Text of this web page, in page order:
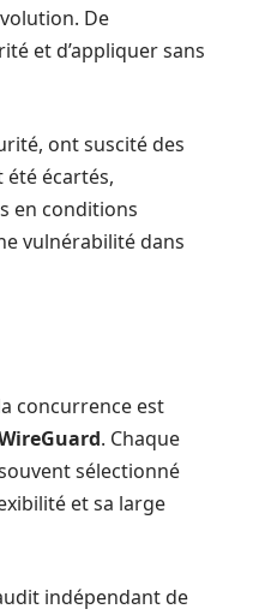
De
et d’appliquer sans
ont suscité des
écartés,
en conditions
vulnérabilité dans
concurrence est
. Chaque
sélectionné
et sa large
indépendant de